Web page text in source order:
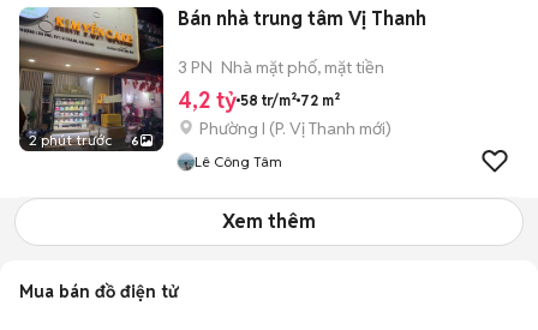
2 phút trước 6
Bán nhà trung tâm Vị Thanh
3 PN Nhà mặt phố, mặt tiền
4,2 tỷ 58 tr/m² 72 m²
Phường I (P. Vị Thanh mới)
Lê Công Tâm
Xem thêm
Mua bán đồ điện tử